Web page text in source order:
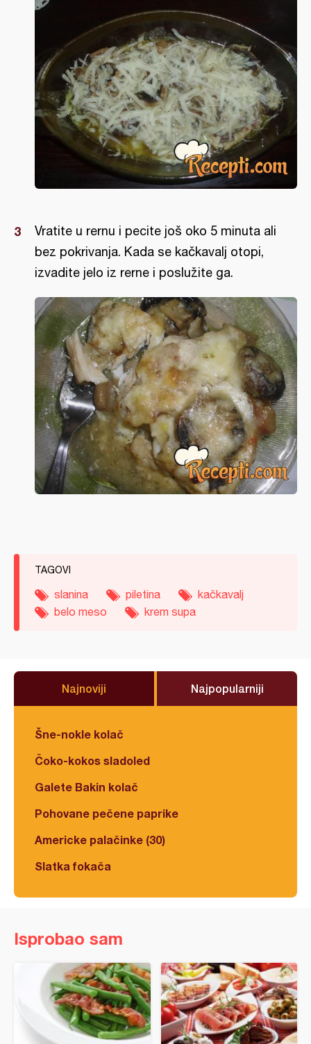
Vratite u rernu i pecite još oko 5 minuta ali
bez pokrivanja. Kada se kačkavalj otopi,
izvadite jelo iz rerne i poslužite ga.
TAGOVI
slanina piletina
kačkavalj
belo meso
krem supa
Najnoviji Najpopularniji
Šne-nokle kolač
Čoko-kokos sladoled
Galete Bakin kolač
Pohovane pečene paprike
Americke palačinke (30)
Slatka fokača
Isprobao sam